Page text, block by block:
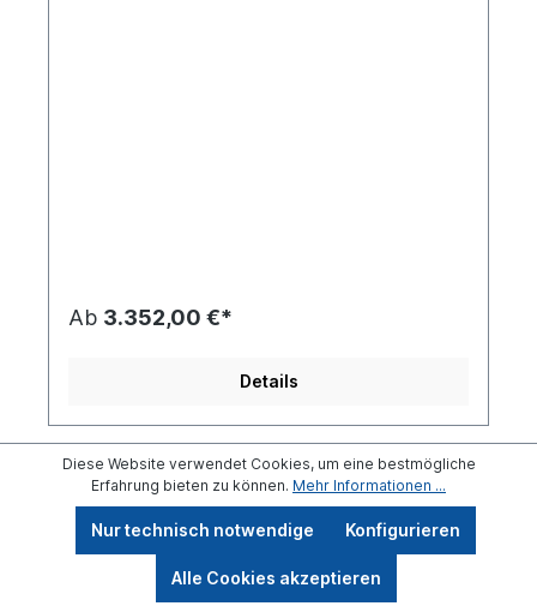
Ab 3.352,00 €*
Details
Diese Website verwendet Cookies, um eine bestmögliche
Erfahrung bieten zu können. Mehr Informationen ...
Nur technisch notwendige Konfigurieren
Alle Cookies akzeptieren